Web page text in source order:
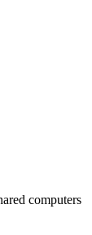
computers